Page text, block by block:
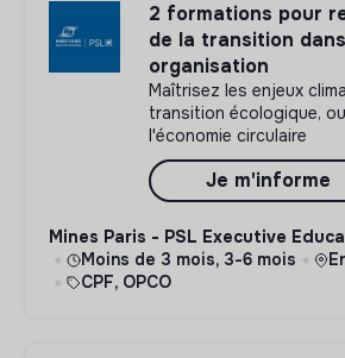
2 formations pour
de la transition
organisation
Maîtrisez les enjeux
transition écologique,
l'économie circulaire
Je m'informe
Mines Paris - PSL Executive
Moins de 3 mois, 3-6 mois
CPF, OPCO